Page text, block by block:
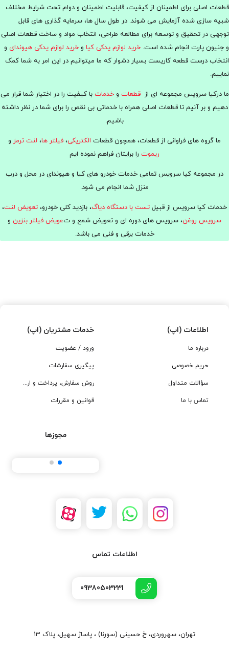
قطعات اصلی برای اطمینان از کیفیت، قابلیت اطمینان و دوام تحت شرایط مختلف
شبیه سازی شده آزمایش می شوند. در طول سال ها، سرمایه گذاری های قابل
توجهی در تحقیق و توسعه برای مطالعه طراحی، انتخاب مواد و ساخت قطعات اصلی
و جنیون پارت انجام شده است. خرید لوازم یدکی کیا و خرید لوازم یدکی هیوندای و
انتخاب درست قطعه کاریست بسیار دشوار که ما میتوانیم در این امر به شما کمک
نماییم.
ما درکیا سرویس مجموعه ای ازقطعات وخدمات با کیفیت را در اختیار شما قرار می
دهیم و بر آنیم تا قطعات اصلی همراه با خدماتی بی نقص را برای شما در نظر داشته
باشیم.
ما گروه های فراوانی از قطعات، همچون قطعات الکتریکی، فیلتر ها، لنت ترمز و
ریموت را برایتان فراهم نموده ایم
در مجموعه کیا سرویس تمامی خدمات خودرو های کیا و هیوندای در محل و درب
منزل شما انجام می شود.
خدمات کیا سرویس از قبیل تست با دستگاه دیاگ، بازدید کلی خودرو، تعویض لنت،
سرویس روغن، سرویس های دوره ای و تعویض شمع و تعویض فیلتر بنزین و
خدمات برقی و فنی می باشد.
اطلاعات (اپ)
درباره ما
حریم خصوصی
سؤالات متداول
تماس با ما
خدمات مشتریان (اپ)
ورود / عضویت
پیگیری سفارشات
روش سفارش، پرداخت و ارسال
قوانین و مقررات
مجوزها
اطلاعات تماس
09380503231
تهران، سهروردی، خ حسینی (سورنا) ، پاساژ سهیل، پلاک 13